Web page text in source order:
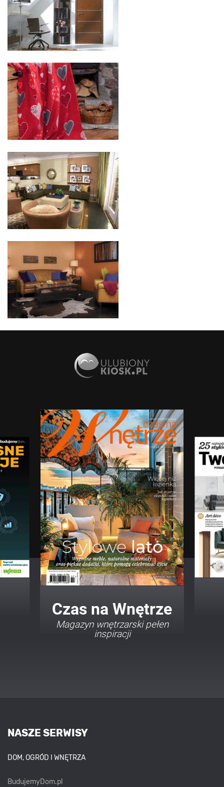
Twój Dom Twój Styl
Porady i inspiracje w
najmodniejszych stylach
NASZE SERWISY
DOM, OGRÓD I WNĘTRZA
BudujemyDom.pl